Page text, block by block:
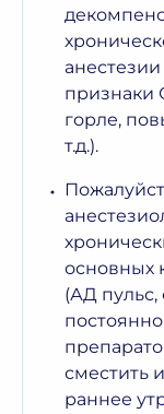
признаки
горле,
т.д.).
основных
(АД пульс,
сместить
раннее